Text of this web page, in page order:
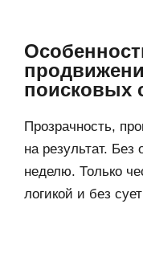
поисковых
Прозрачность,
на результат.
неделю. Только
логикой и без